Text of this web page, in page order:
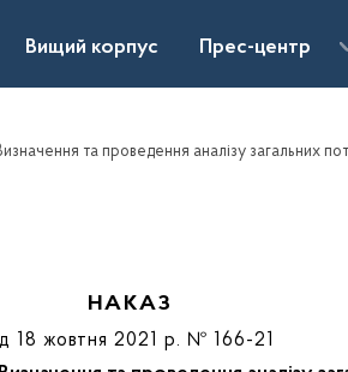
Вищий корпус Прес-центр
НАКАЗ
18 жовтня 2021 р. № 166-21